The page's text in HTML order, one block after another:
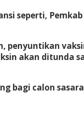
seperti,
akan ditunda
bagi calon